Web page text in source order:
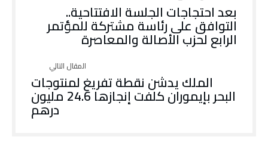
بعد احتجاجات الجلسة الافتتاحية..
التوافق على رئاسة مشتركة للمؤتمر
الرابع لحزب الأصالة والمعاصرة
الملك يدشن نقطة تفريغ لمنتوجات
البحر بإيموران كلفت إنجازها 24.6 مليون
درهم